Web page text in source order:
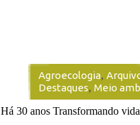
Agroecologia,
Destaques,Meio
Há 30 anos Transformando